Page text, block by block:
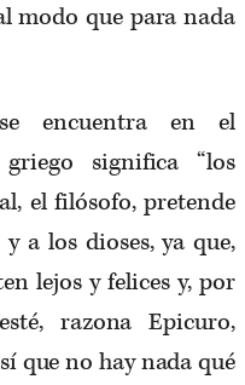
modo que para nada
encuentra en el
significa “los
el filósofo, pretende
a los dioses, ya que,
lejos y felices y, por
razona Epicuro,
que no hay nada qué